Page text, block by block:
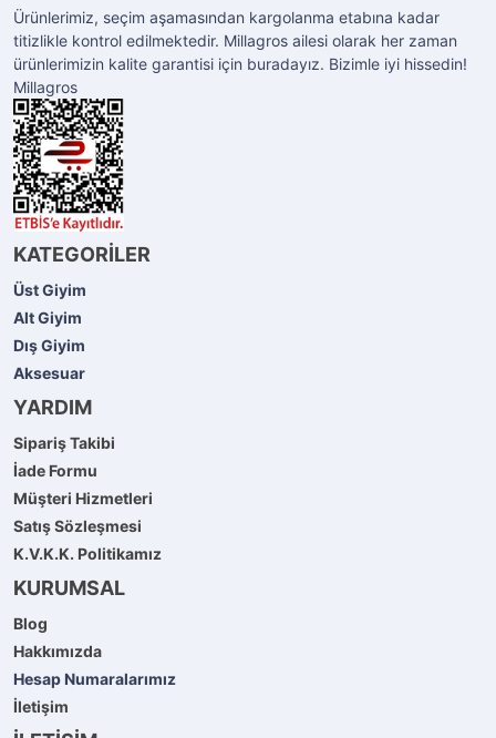
Ürünlerimiz, seçim aşamasından kargolanma etabına kadar
titizlikle kontrol edilmektedir. Millagros ailesi olarak her zaman
ürünlerimizin kalite garantisi için buradayız. Bizimle iyi hissedin!
Millagros
KATEGORİLER
Üst Giyim
Alt Giyim
Dış Giyim
Aksesuar
YARDIM
Sipariş Takibi
İade Formu
Müşteri Hizmetleri
Satış Sözleşmesi
K.V.K.K. Politikamız
KURUMSAL
Blog
Hakkımızda
Hesap Numaralarımız
İletişim